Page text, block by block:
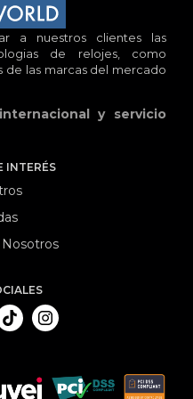
a nuestros clientes las
de relojes, como
de las marcas del mercado
y servicio
INTERÉS
Nosotros